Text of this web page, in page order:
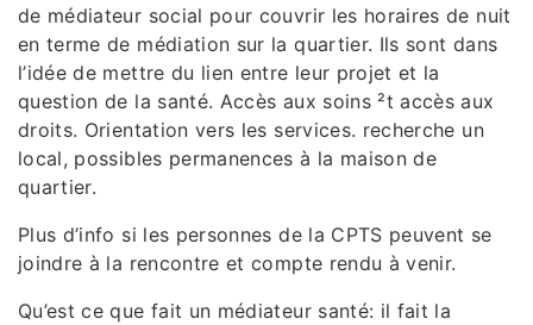
de médiateur social pour couvrir les horaires de nuit
en terme de médiation sur la quartier. Ils sont dans
l’idée de mettre du lien entre leur projet et la
question de la santé. Accès aux soins ²t accès aux
droits. Orientation vers les services. recherche un
local, possibles permanences à la maison de
quartier.
Plus d’info si les personnes de la CPTS peuvent se
joindre à la rencontre et compte rendu à venir.
Qu’est ce que fait un médiateur santé: il fait la